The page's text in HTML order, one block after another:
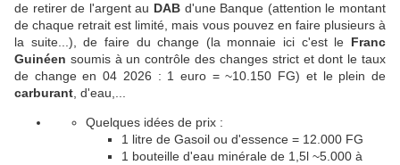
de retirer de l'argent au DAB d'une Banque (attention le montant
de chaque retrait est limité, mais vous pouvez en faire plusieurs à
la suite...), de faire du change (la monnaie ici c'est le Franc
Guinéen soumis à un contrôle des changes strict et dont le taux
de change en 04 2026 : 1 euro = ~10.150 FG) et le plein de
carburant , d'eau,...
Quelques idées de prix :
1 litre de Gasoil ou d'essence = 12.000 FG
1 bouteille d'eau minérale de 1,5l ~5.000 à